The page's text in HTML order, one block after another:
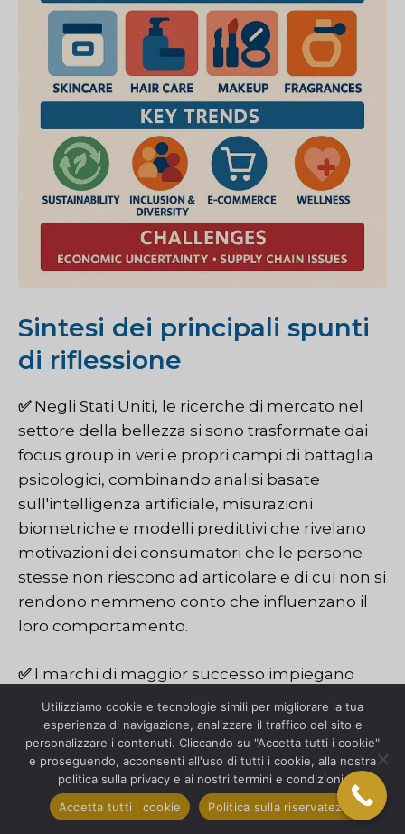
Sintesi dei principali spunti
di riflessione
✅Negli Stati Uniti, le ricerche di mercato nel
settore della bellezza si sono trasformate dai
focus group in veri e propri campi di battaglia
psicologici, combinando analisi basate
sull'intelligenza artificiale, misurazioni
biometriche e modelli predittivi che rivelano
motivazioni dei consumatori che le persone
stesse non riescono ad articolare e di cui non si
rendono nemmeno conto che influenzano il
loro comportamento.
✅I marchi di maggior successo impiegano
metodologie di ricerca ibride che colgono sia
dati quantitativi sul comportamento sia fattori
emotivi qualitativi, colmando il noto divario tra
ciò che i consumatori dicono e ciò che
effettivamente fanno quando nessuno li
osserva.
Utilizziamo cookie e tecnologie simili per migliorare la tua
esperienza di navigazione, analizzare il traffico del sito e
personalizzare i contenuti. Cliccando su "Accetta tutti i cookie"
e proseguendo, acconsenti all'uso di tutti i cookie, alla nostra
politica sulla privacy e ai nostri termini e condizioni.
Accetta tutti i cookie
Politica sulla riservatezza